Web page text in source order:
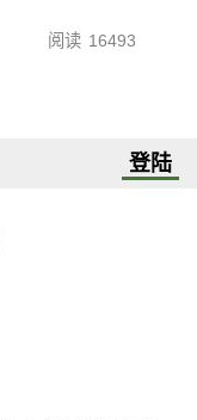
阅读 16493
登陆